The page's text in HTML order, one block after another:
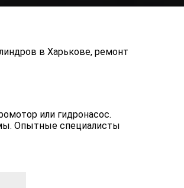
в Харькове, ремонт
или гидронасос.
Опытные специалисты